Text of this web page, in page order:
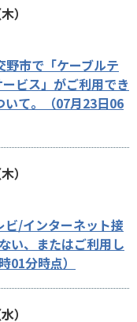
）
野市で「ケーブルテ
ビス」がご利用でき
いて。（07月23日06
）
ビ/インターネット接
い、またはご利用し
分時点）
）